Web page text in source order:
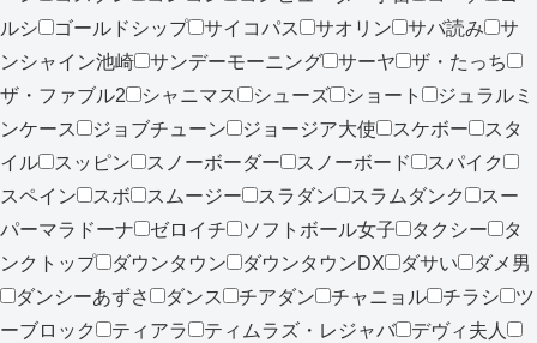
ルシ
ゴールドシップ サイコパス サオリン サバ読み
サ
ンシャイン池崎
サンデーモーニング サーヤ
ザ・たっち
ザ・ファブル2
シャニマス シューズ ショート
ジュラルミ
ンケース
ジョブチューン ジョージア大使 スケボー
スタ
イル
スッピン スノーボーダー スノーボード
スパイク
スペイン
スボ スムージー スラダン スラムダンク
スー
パーマラドーナ
ゼロイチ ソフトボール女子 タクシー
タ
ンクトップ
ダウンタウン ダウンタウンDX ダサい
ダメ男
ダンシーあずさ
ダンス チアダン チャニョル チラシ
ツ
ーブロック
ティアラ ティムラズ・レジャバ
デヴィ夫人